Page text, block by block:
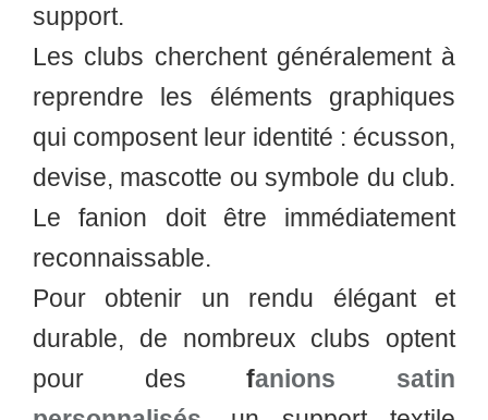
support.
Les clubs cherchent généralement à
reprendre les éléments graphiques
qui composent leur identité : écusson,
devise, mascotte ou symbole du club.
Le fanion doit être immédiatement
reconnaissable.
Pour obtenir un rendu élégant et
durable, de nombreux clubs optent
pour desfanions satin